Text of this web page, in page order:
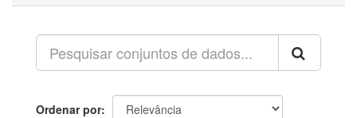
Ordenar por